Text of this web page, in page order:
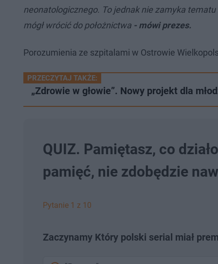
neonatologicznego. To jednak nie zamyka
mógł wrócić do położnictwa - mówi prezes.
Porozumienia ze szpitalami w Ostrowie
PRZECZYTAJ TAKŻE:
„Zdrowie w głowie”. Nowy projekt dla
QUIZ. Pamiętasz, co
pamięć, nie zdobędzie
Pytanie 1 z 10
Zaczynamy Który polski serial miał